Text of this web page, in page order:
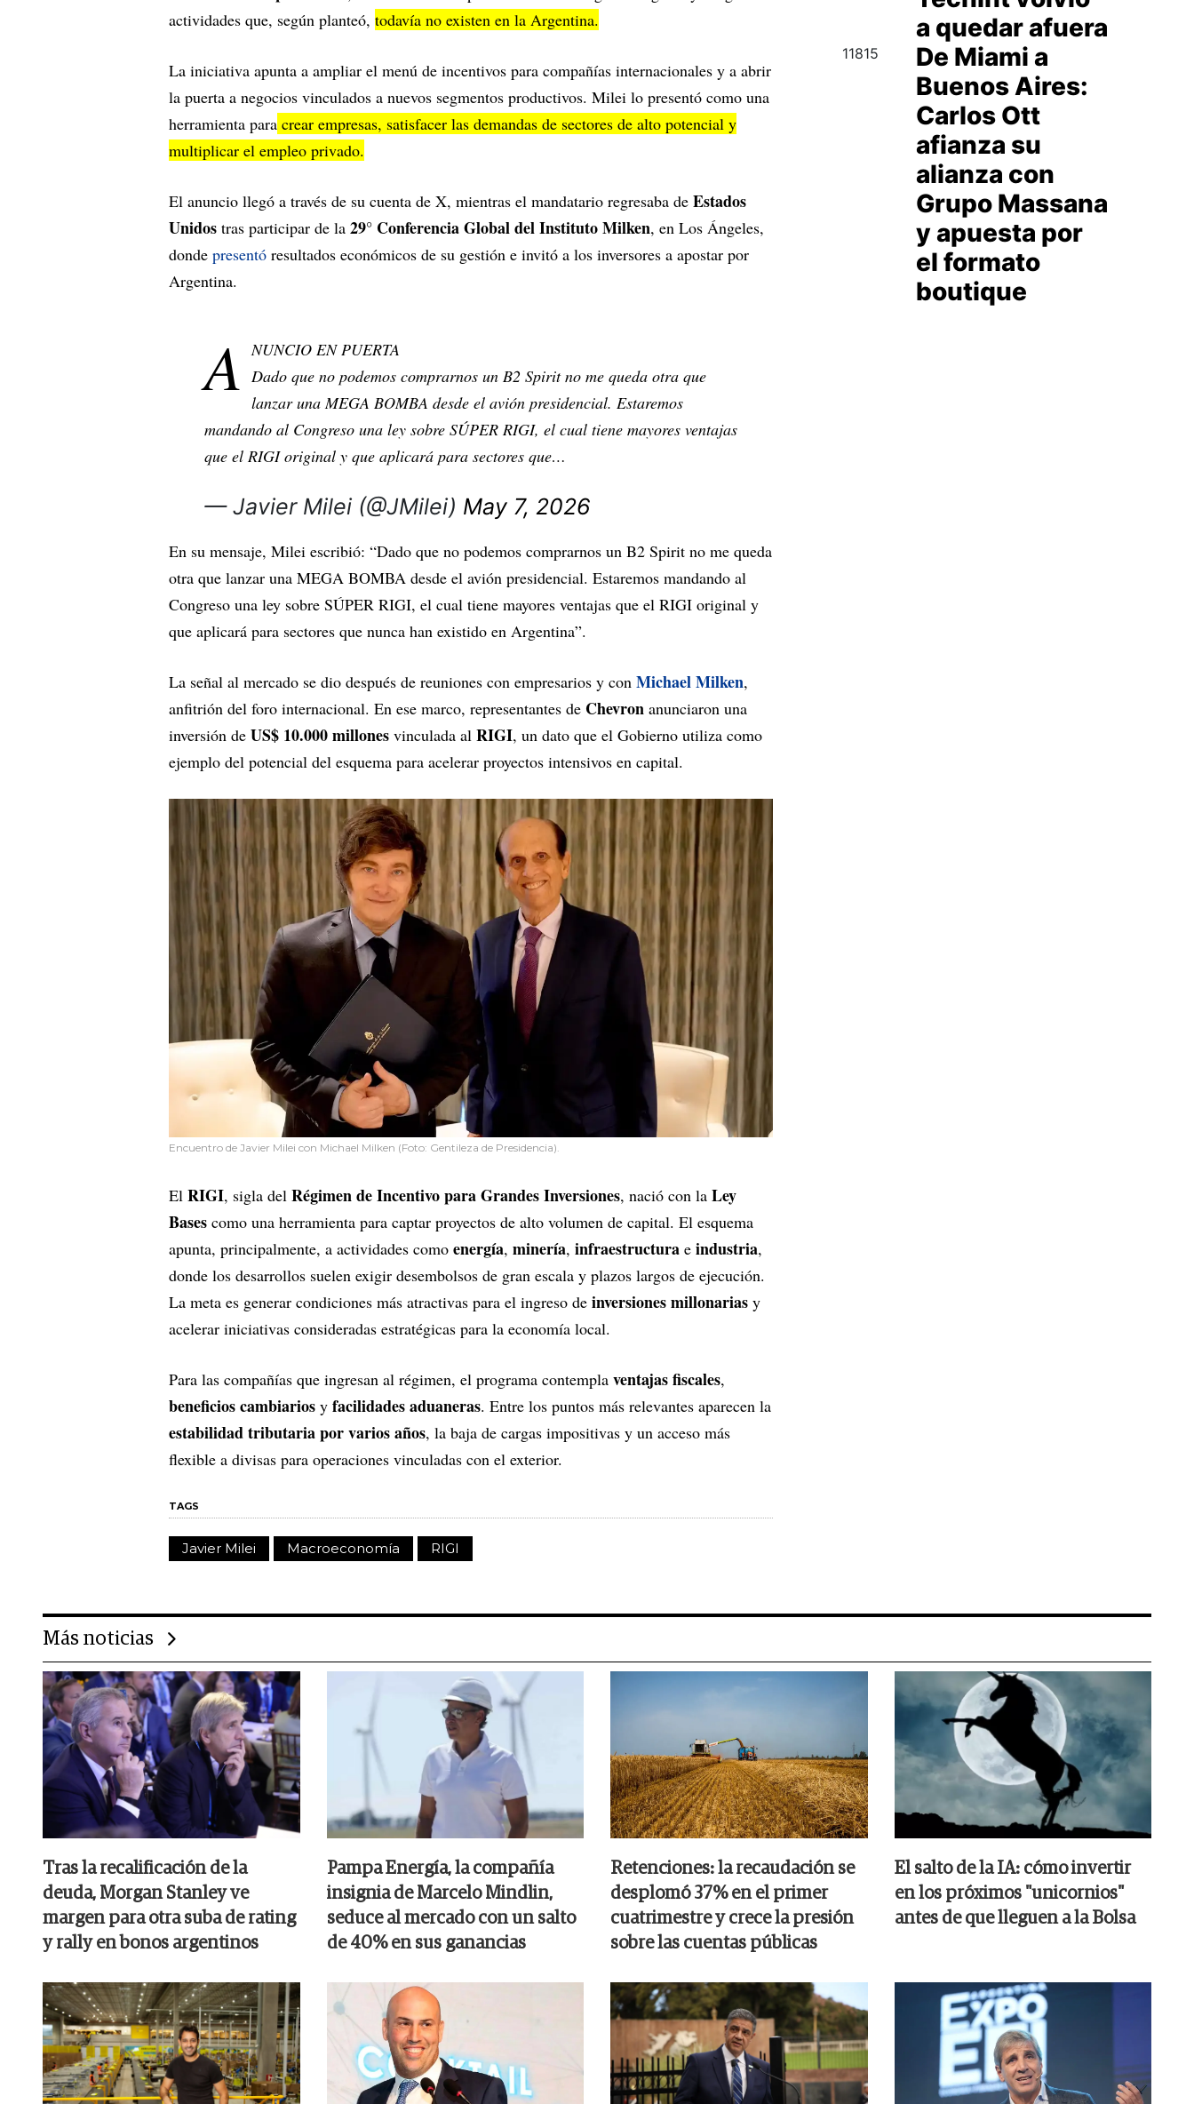
actividades que, según planteó, todavía no existen en la Argentina.
La iniciativa apunta a ampliar el menú de incentivos para compañías internacionales y a abrir
la puerta a negocios vinculados a nuevos segmentos productivos. Milei lo presentó como una
herramienta para crear empresas, satisfacer las demandas de sectores de alto potencial y
multiplicar el empleo privado.
El anuncio llegó a través de su cuenta de X, mientras el mandatario regresaba de Estados
Unidos tras participar de la 29° Conferencia Global del Instituto Milken, en Los Ángeles,
donde presentó resultados económicos de su gestión e invitó a los inversores a apostar por
Argentina.
A NUNCIO EN PUERTA
Dado que no podemos comprarnos un B2 Spirit no me queda otra que
lanzar una MEGA BOMBA desde el avión presidencial. Estaremos
mandando al Congreso una ley sobre SÚPER RIGI, el cual tiene mayores ventajas
que el RIGI original y que aplicará para sectores que…
— Javier Milei (@JMilei) May 7, 2026
En su mensaje, Milei escribió: “Dado que no podemos comprarnos un B2 Spirit no me queda
otra que lanzar una MEGA BOMBA desde el avión presidencial. Estaremos mandando al
Congreso una ley sobre SÚPER RIGI, el cual tiene mayores ventajas que el RIGI original y
que aplicará para sectores que nunca han existido en Argentina”.
La señal al mercado se dio después de reuniones con empresarios y con Michael Milken,
anfitrión del foro internacional. En ese marco, representantes de Chevron anunciaron una
inversión de US$ 10.000 millones vinculada al RIGI, un dato que el Gobierno utiliza como
ejemplo del potencial del esquema para acelerar proyectos intensivos en capital.
Encuentro de Javier Milei con Michael Milken (Foto: Gentileza de Presidencia).
El RIGI, sigla del Régimen de Incentivo para Grandes Inversiones, nació con la Ley
Bases como una herramienta para captar proyectos de alto volumen de capital. El esquema
apunta, principalmente, a actividades como energía, minería, infraestructura e industria,
donde los desarrollos suelen exigir desembolsos de gran escala y plazos largos de ejecución.
La meta es generar condiciones más atractivas para el ingreso de inversiones millonarias y
acelerar iniciativas consideradas estratégicas para la economía local.
Para las compañías que ingresan al régimen, el programa contempla ventajas fiscales,
beneficios cambiarios y facilidades aduaneras. Entre los puntos más relevantes aparecen la
estabilidad tributaria por varios años, la baja de cargas impositivas y un acceso más
flexible a divisas para operaciones vinculadas con el exterior.
TAGS
Javier Milei Macroeconomía RIGI
a quedar afuera
11815
De Miami a
Buenos Aires:
Carlos Ott
afianza su
alianza con
Grupo Massana
y apuesta por
el formato
boutique
Más noticias
Tras la recalificación de la
deuda, Morgan Stanley ve
margen para otra suba de rating
y rally en bonos argentinos
Pampa Energía, la compañía
insignia de Marcelo Mindlin,
seduce al mercado con un salto
de 40% en sus ganancias
Retenciones: la recaudación se
desplomó 37% en el primer
cuatrimestre y crece la presión
sobre las cuentas públicas
El salto de la IA: cómo invertir
en los próximos "unicornios"
antes de que lleguen a la Bolsa